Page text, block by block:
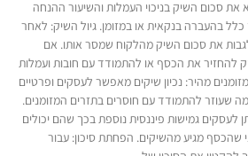
את סכום השיק בניכוי העמלות והשיעור ההנחה
בהעברה בנקאית או במזומן. גיול השיק: לאחר
לגבות את סכום השיק מהלקוח שמסר אותו. אם
להחזיר את הכסף או להתמודד עם חובות ועמלות
מזומנים מהיר: נכיון שיקים מאפשר לעסקים ופרטיים
שעוזר להתמודד עם חוסרים בתזרים המזומנים.
לעסקים גמישות פיננסית נוספת בכך שהם יכולים
שהכסף מגיע מהשיקים. הפחתת סיכון: עבור